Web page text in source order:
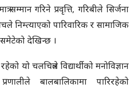
सम्मान गरिने प्रवृत्ति, गरिबीले सिर्जना
निम्त्याएको पारिवारिक र सामाजिक
समेटेको देखिन्छ ।
यो चलचित्रले विद्यार्थीको मनोविज्ञान
बालबालिकामा पारिरहेको